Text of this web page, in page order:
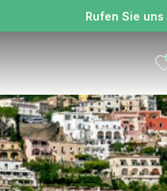
Rufen Sie